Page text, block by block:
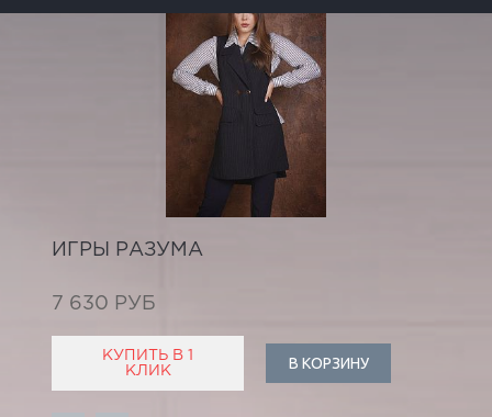
ИГРЫ РАЗУМА
7 630 РУБ
КУПИТЬ В 1
КЛИК
В КОРЗИНУ